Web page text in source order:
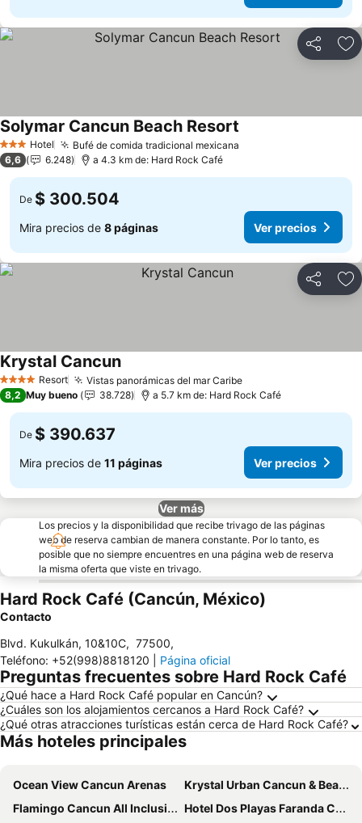
Compartir
3 Estrellas
Hotel Bufé de comida tradicional mexicana
Solymar Cancun Beach Resort
6,6 6.248 a 4.3 km de: Hard Rock Café
De $ 300.504
Mira precios de 8 páginas Ver precios
Compartir
4 EstrellasResort Vistas panorámicas del mar CaribeVer precios
Krystal CancunVer precios
8,2 Muy bueno 38.728 a 5.7 km de: Hard Rock Café
De $ 390.637
Mira precios de 11 páginas Ver precios
Ver más
Los precios y la disponibilidad que recibe trivago de las páginas
web de reserva cambian de manera constante. Por lo tanto, es
posible que no siempre encuentres en una página web de reserva
la misma oferta que viste en trivago.
Hard Rock Café (Cancún, México)
Contacto
Blvd. Kukulkán, 10&10C, 77500,
Teléfono: +52(998)8818120 Página oficial
Preguntas frecuentes sobre Hard Rock Café
¿Qué hace a Hard Rock Café popular en Cancún?
¿Cuáles son los alojamientos cercanos a Hard Rock Café?
¿Qué otras atracciones turísticas están cerca de Hard Rock Café?
Más hoteles principales
Ocean View Cancun Arenas
Krystal Urban Cancun & Beach Club
Flamingo Cancun All Inclusive
Hotel Dos Playas Faranda Cancún